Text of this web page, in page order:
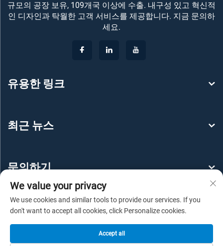
규모의 공장 보유, 109개국 이상에 수출. 내구성 있고 혁신적
인 디자인과 탁월한 고객 서비스를 제공합니다. 지금 문의하
세요.
유용한 링크
최근 뉴스
문의하기
We value your privacy
We use cookies and similar tools to provide our services. If you
don't want to accept all cookies, click Personalize cookies.
Accept all